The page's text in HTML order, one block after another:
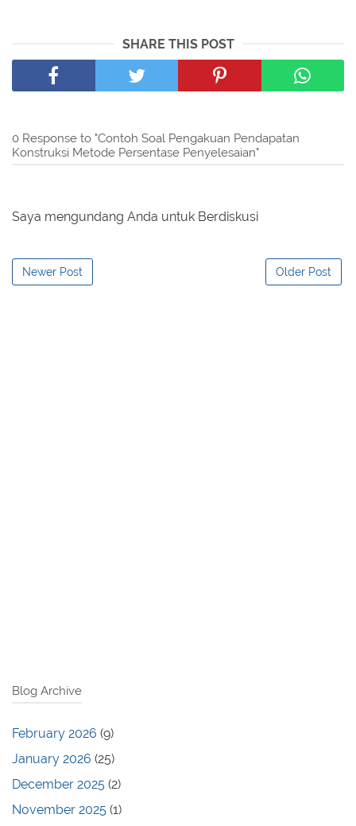
SHARE THIS POST
0 Response to "Contoh Soal Pengakuan Pendapatan
Konstruksi Metode Persentase Penyelesaian"
Saya mengundang Anda untuk Berdiskusi
Newer Post Older Post
Blog Archive
February 2026 (9)
January 2026 (25)
December 2025 (2)
November 2025 (1)